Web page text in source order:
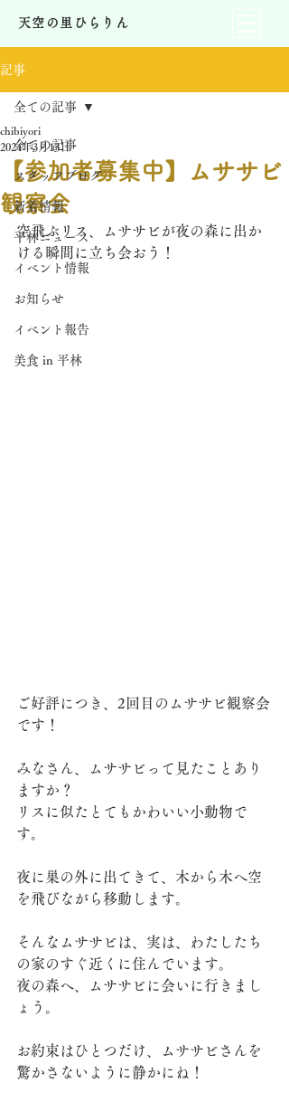
天空の里ひらりん
記事
全ての記事
スタッフブログ
新着情報
平林ニュース
イベント情報
お知らせ
イベント報告
美食 in 平林
全ての記事
【参加者募集中】ムササビ
観察会
chibiyori
2024年3月13日
空飛ぶリス、ムササビが夜の森に出か
ける瞬間に立ち会おう！
ご好評につき、2回目のムササビ観察会
です！
みなさん、ムササビって見たことあり
ますか？
リスに似たとてもかわいい小動物で
す。
夜に巣の外に出てきて、木から木へ空
を飛びながら移動します。
そんなムササビは、実は、わたしたち
の家のすぐ近くに住んでいます。
夜の森へ、ムササビに会いに行きまし
ょう。
お約束はひとつだけ、ムササビさんを
驚かさないように静かにね！